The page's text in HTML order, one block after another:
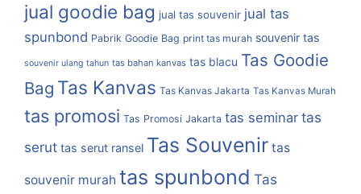
jual goodie bag jual tas souvenir jual tas
spunbond Pabrik Goodie Bag print tas murah souvenir tas
souvenir ulang tahun tas bahan kanvas tas blacu Tas Goodie
Bag Tas Kanvas Tas Kanvas Jakarta Tas Kanvas Murah
tas promosi Tas Promosi Jakarta tas seminar tas
serut tas serut ransel Tas Souvenir tas
souvenir murah tas spunbond Tas